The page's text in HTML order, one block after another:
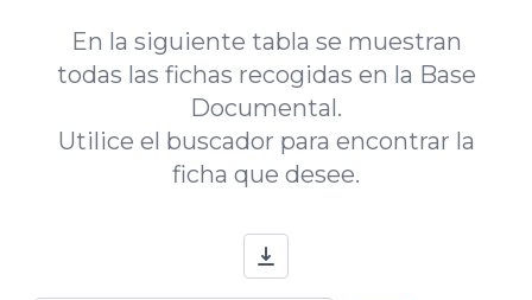
En la siguiente tabla se muestran
todas las fichas recogidas en la Base
Documental.
Utilice el buscador para encontrar la
ficha que desee.